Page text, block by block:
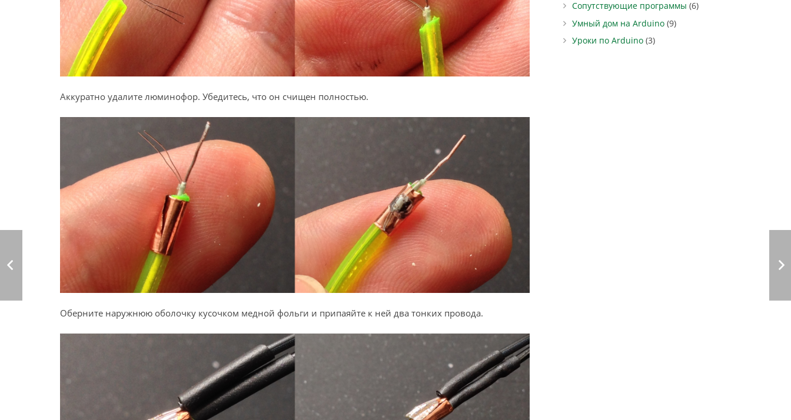
Аккуратно удалите люминофор. Убедитесь, что он счищен полностью.
Оберните наружнюю оболочку кусочком медной фольги и припаяйте к ней два тонких провода.
Сопутствующие программы (6)
Умный дом на Arduino (9)
Уроки по Arduino (3)